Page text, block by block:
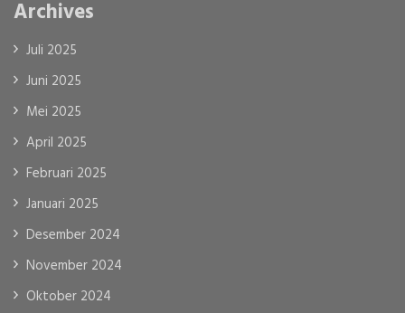
Archives
Juli 2025
Juni 2025
Mei 2025
April 2025
Februari 2025
Januari 2025
Desember 2024
November 2024
Oktober 2024